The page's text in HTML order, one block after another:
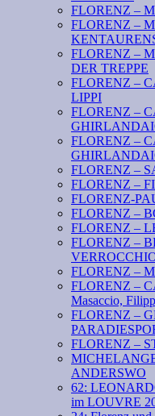
FLORENZ –
FLORENZ –
FLORENZ –
DER TREPPE
FLORENZ –
LIPPI
FLORENZ –
FLORENZ –
FLORENZ –
FLORENZ –
FLORENZ-
FLORENZ –
FLORENZ –
FLORENZ –
FLORENZ –
FLORENZ –
Masaccio,
FLORENZ –
FLORENZ –
ANDERSWO
62:
im LOUVRE